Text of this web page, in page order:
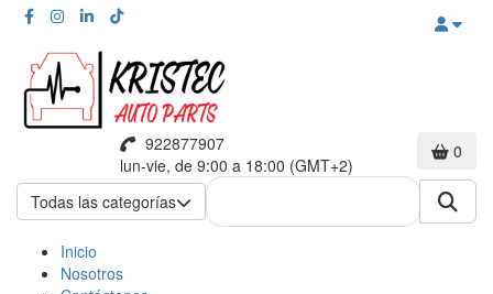
922877907
lun-vie, de 9:00 a 18:00 (GMT+2)
0
Todas las categorías
Inicio
Nosotros